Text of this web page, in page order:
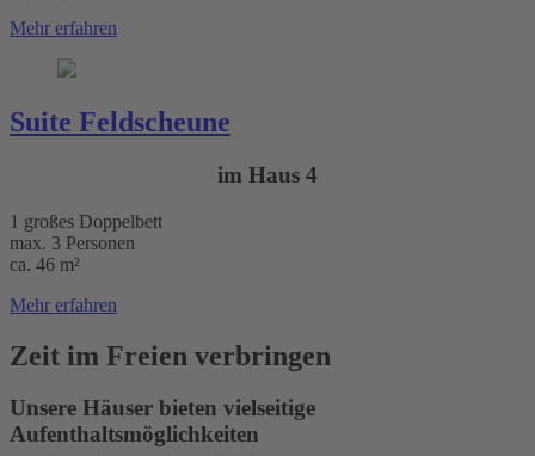
Mehr erfahren
Suite Feldscheune
im Haus 4
1 großes Doppelbett
max. 3 Personen
ca. 46 m²
Mehr erfahren
Zeit im Freien verbringen
Unsere Häuser bieten vielseitige
Aufenthaltsmöglichkeiten